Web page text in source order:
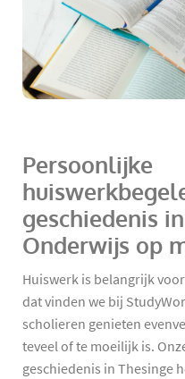
Persoonlijke
geschiedenis
Onderwijs op
Huiswerk is belangrijk
dat vinden we bij
scholieren genieten
teveel of te moeilijk is.
geschiedenis in Thesinge